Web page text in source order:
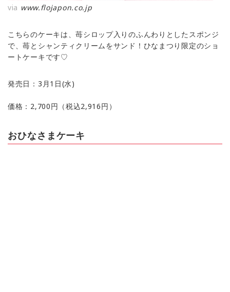
via www.flojapon.co.jp
こちらのケーキは、苺シロップ入りのふんわりとしたスポンジ
で、苺とシャンティクリームをサンド！ひなまつり限定のショ
ートケーキです♡
発売日：3月1日(水)
価格：2,700円（税込2,916円）
おひなさまケーキ